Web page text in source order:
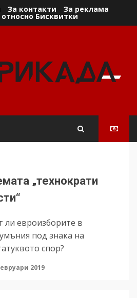
За контакти За реклама
Бисквитки
„технократи
евроизборите в
под знака на
спор?
2019